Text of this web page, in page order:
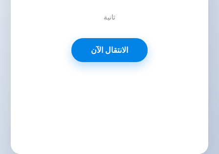
ثانية
الانتقال الآن